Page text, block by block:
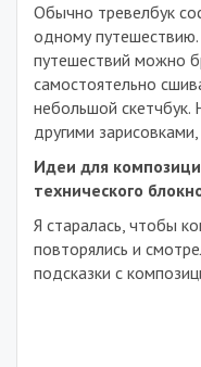
Обычно тревелбук
одному
путешествий можно
самостоятельно
небольшой
другими
Идеи для
технического
Я старалась, чтобы
повторялись и
подсказки с